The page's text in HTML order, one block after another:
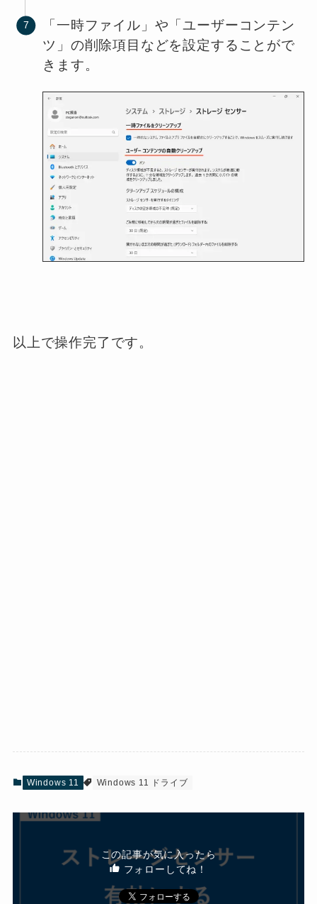
「一時ファイル」や「ユーザーコンテン
ツ」の削除項目などを設定することがで
きます。
以上で操作完了です。
Windows 11 Windows 11 ドライブ
この記事が気に入ったら
フォローしてね！